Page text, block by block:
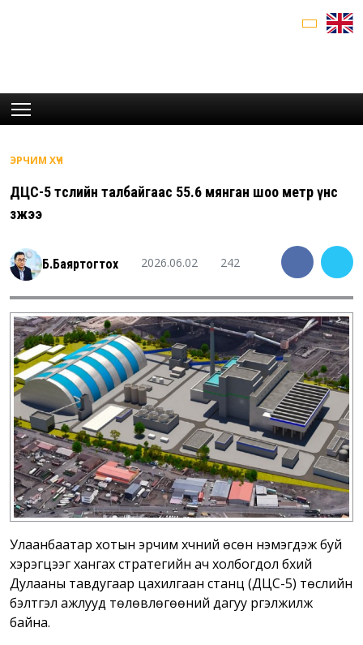
ЭРЧИМ ХҮЧ
ДЦС-5 төслийн талбайгаас 55.6 мянган шоо метр үнс
зөөжээ
Б.Баяртогтох 2026.06.02 242
Улаанбаатар хотын эрчим хүчний өсөн нэмэгдэж буй
хэрэгцээг хангах стратегийн ач холбогдол бүхий
Дулааны тавдугаар цахилгаан станц (ДЦС-5) төслийн
бэлтгэл ажлууд төлөвлөгөөний дагуу үргэлжилж
байна.